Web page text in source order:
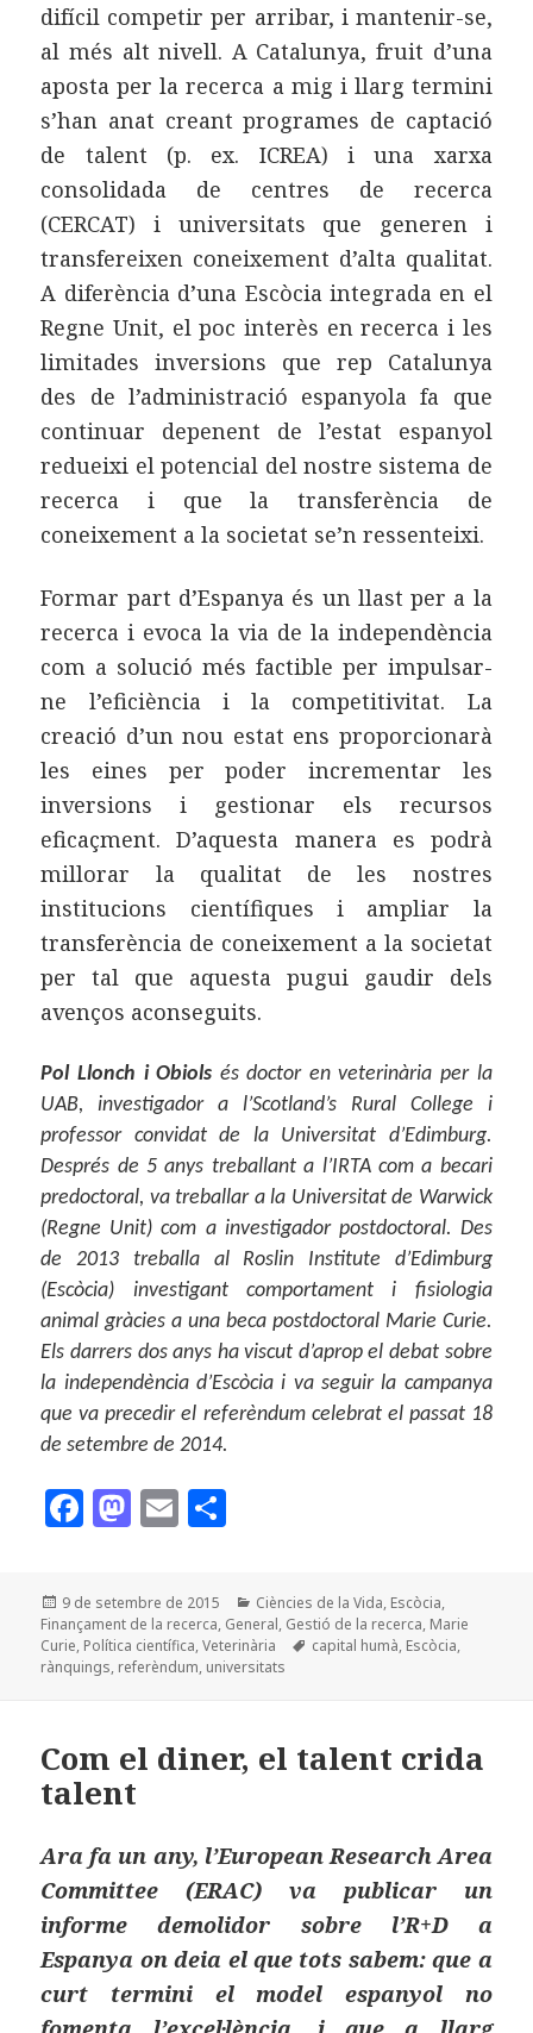
difícil competir per arribar, i mantenir-se,
al més alt nivell. A Catalunya, fruit d’una
aposta per la recerca a mig i llarg termini
s’han anat creant programes de captació
de talent (p. ex. ICREA) i una xarxa
consolidada de centres de recerca
(CERCAT) i universitats que generen i
transfereixen coneixement d’alta qualitat.
A diferència d’una Escòcia integrada en el
Regne Unit, el poc interès en recerca i les
limitades inversions que rep Catalunya
des de l’administració espanyola fa que
continuar depenent de l’estat espanyol
redueixi el potencial del nostre sistema de
recerca i que la transferència de
coneixement a la societat se’n ressenteixi.
Formar part d’Espanya és un llast per a la
recerca i evoca la via de la independència
com a solució més factible per impulsar-
ne l’eficiència i la competitivitat. La
creació d’un nou estat ens proporcionarà
les eines per poder incrementar les
inversions i gestionar els recursos
eficaçment. D’aquesta manera es podrà
millorar la qualitat de les nostres
institucions científiques i ampliar la
transferència de coneixement a la societat
per tal que aquesta pugui gaudir dels
avenços aconseguits.
Pol Llonch i Obiols és doctor en veterinària per la
UAB, investigador a l’Scotland’s Rural College i
professor convidat de la Universitat d’Edimburg.
Després de 5 anys treballant a l’IRTA com a becari
predoctoral, va treballar a la Universitat de Warwick
(Regne Unit) com a investigador postdoctoral. Des
de 2013 treballa al Roslin Institute d’Edimburg
(Escòcia) investigant comportament i fisiologia
animal gràcies a una beca postdoctoral Marie Curie.
Els darrers dos anys ha viscut d’aprop el debat sobre
la independència d’Escòcia i va seguir la campanya
que va precedir el referèndum celebrat el passat 18
de setembre de 2014.
F
e
b
k
M
to
d
o
E
ai
l
m
p
a
x
Publicat
el
9 de setembre de 2015 Categories
Ciències de la Vida, Escòcia,
Finançament de la recerca, General, Gestió de la recerca, Marie
Curie, Política científica,Veterinària Etiquetes
capital humà, Escòcia,
rànquings, referèndum, universitats
Com el diner, el talent crida
talent
Ara fa un any, l’European Research Area
Committee (ERAC) va publicar un
informe demolidor sobre l’R+D a
Espanya on deia el que tots sabem: que a
curt termini el model espanyol no